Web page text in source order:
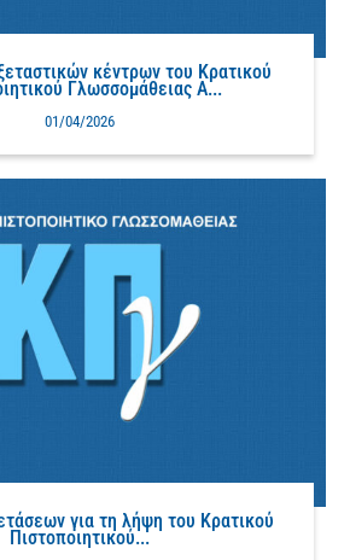
κέντρων του Κρατικού
Γλωσσομάθειας Α...
01/04/2026
για τη λήψη του Κρατικού
Πιστοποιητικού...